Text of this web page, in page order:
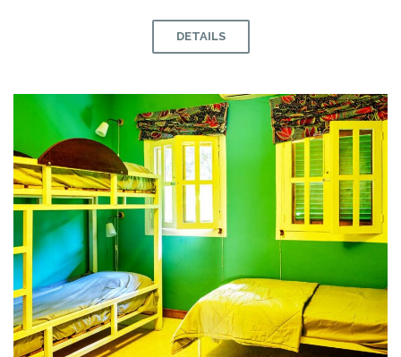
DETAILS